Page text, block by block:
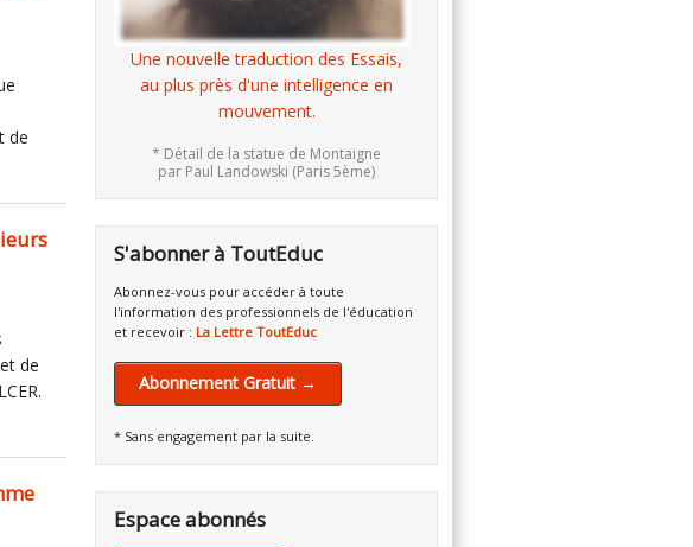
de
de
Une nouvelle traduction des Essais,
au plus près d'une intelligence en
mouvement.
* Détail de la statue de Montaigne
par Paul Landowski (Paris 5ème)
S'abonner à ToutEduc
Abonnez-vous pour accéder à toute
l'information des professionnels de l'éducation
et recevoir : La Lettre ToutEduc
Abonnement Gratuit →
* Sans engagement par la suite.
Espace abonnés